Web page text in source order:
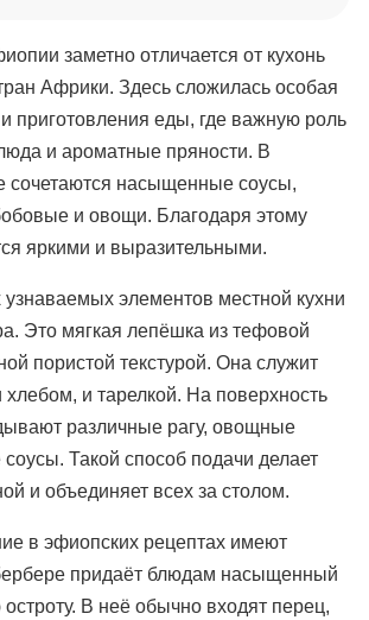
заметно отличается от кухонь
Африки. Здесь сложилась особая
приготовления еды, где важную роль
и ароматные пряности. В
сочетаются насыщенные соусы,
и овощи. Благодаря этому
яркими и выразительными.
элементов местной кухни
Это мягкая лепёшка из тефовой
пористой текстурой. Она служит
и тарелкой. На поверхность
различные рагу, овощные
Такой способ подачи делает
и объединяет всех за столом.
в эфиопских рецептах имеют
придаёт блюдам насыщенный
В неё обычно входят перец,